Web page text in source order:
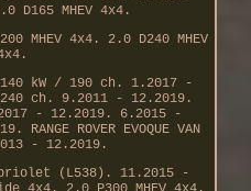
D165 MHEV 4x4.
MHEV 4x4. 2.0 D240 MHEV
kW / 190 ch. 1.2017 -
ch. 9.2011 - 12.2019.
- 12.2019. 6.2015 -
ROVER EVOQUE VAN
- 12.2019.
Cabriolet (L538). 11.2015 -